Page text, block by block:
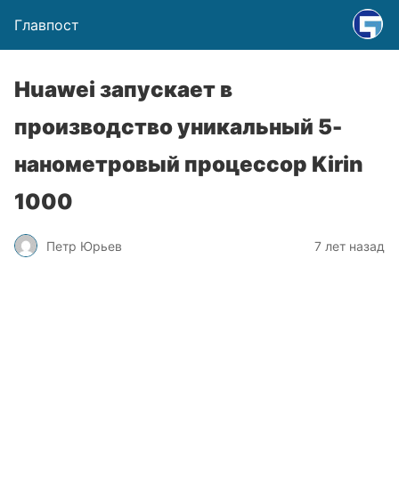
Главпост
Huawei запускает в
производство уникальный 5-
нанометровый процессор Kirin
1000
Петр Юрьев 7 лет назад